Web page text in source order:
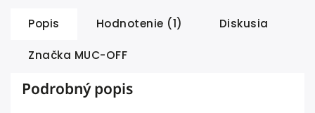
Popis Hodnotenie (1) Diskusia
Značka MUC-OFF
Podrobný popis